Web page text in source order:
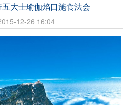
大士瑜伽焰口施食法会
12-26 16:04